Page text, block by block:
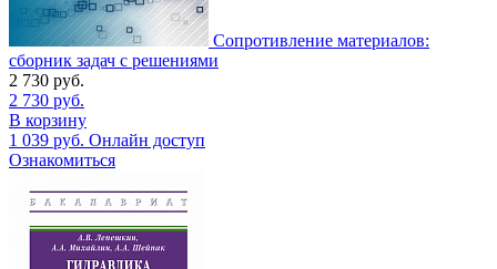
Сопротивление материалов:
сборник задач с решениями
2 730 руб.
2 730 руб.
В корзину
1 039 руб. Онлайн доступ
Ознакомиться